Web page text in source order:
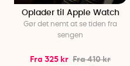
Oplader til Apple Watch
Gør det nemt at se tiden fra
sengen
Fra 325 kr Fra 410 kr